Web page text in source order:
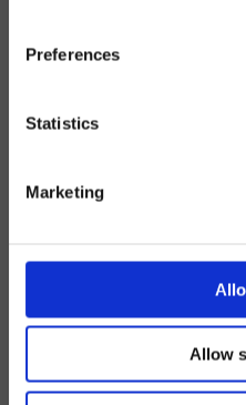
Preferences
Statistics
Marketing
Allow